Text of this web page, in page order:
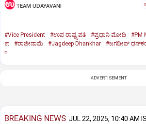
TEAM UDAYAVANI
#Vice President #ಉಪ ರಾಷ್ಟ್ರಪತಿ #ಪ್ರಧಾನಿ ಮೋದಿ #PM
et
#ರಾಜೀನಾಮೆ #Jagdeep Dhankhar #ಜಗದೀಪ್‌
n
ADVERTISEMENT
BREAKING NEWS JUL 22, 2025, 10:40 AM